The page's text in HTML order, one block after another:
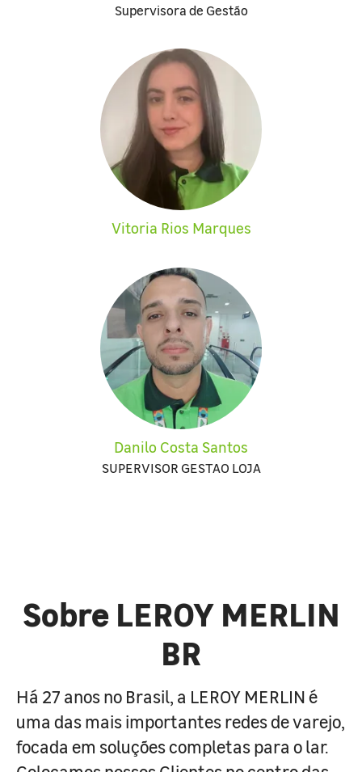
Supervisora de Gestão
Vitoria Rios Marques
Danilo Costa Santos
SUPERVISOR GESTAO LOJA
Sobre LEROY MERLIN
BR
Há 27 anos no Brasil, a LEROY MERLIN é
uma das mais importantes redes de varejo,
focada em soluções completas para o lar.